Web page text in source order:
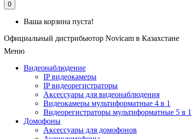
0
Ваша корзина пуста!
Официальный дистрибьютор Novicam в Казахстане
Меню
Видеонаблюдение
IP видеокамеры
IP видеорегистраторы
Аксессуары для видеонаблюдения
Видеокамеры мультиформатные 4 в 1
Видеорегистраторы мультиформатные 5 в 1
Домофоны
Аксессуары для домофонов